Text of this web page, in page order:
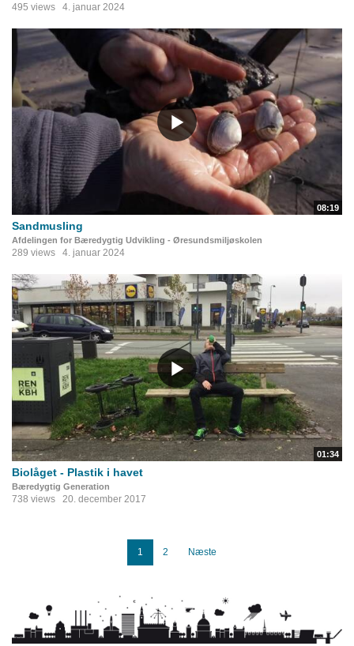
495 views 4. januar 2024
08:19
Sandmusling
Afdelingen for Bæredygtig Udvikling - Øresundsmiljøskolen
289 views 4. januar 2024
01:34
Biolåget - Plastik i havet
Bæredygtig Generation
738 views 20. december 2017
1 2 Næste